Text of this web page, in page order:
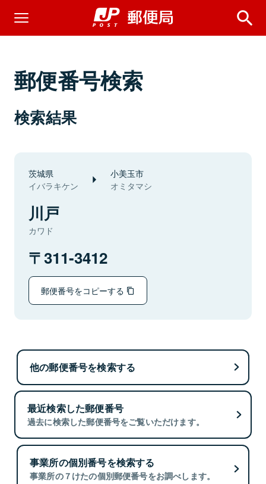
郵便番号検索
検索結果
茨城県
イバラキケン
小美玉市
オミタマシ
川戸
カワド
311-3412
郵便番号をコピーする
他の郵便番号を検索する
最近検索した郵便番号
過去に検索した郵便番号をご覧いただけます。
事業所の個別番号を検索する
事業所の７けたの個別郵便番号をお調べします。